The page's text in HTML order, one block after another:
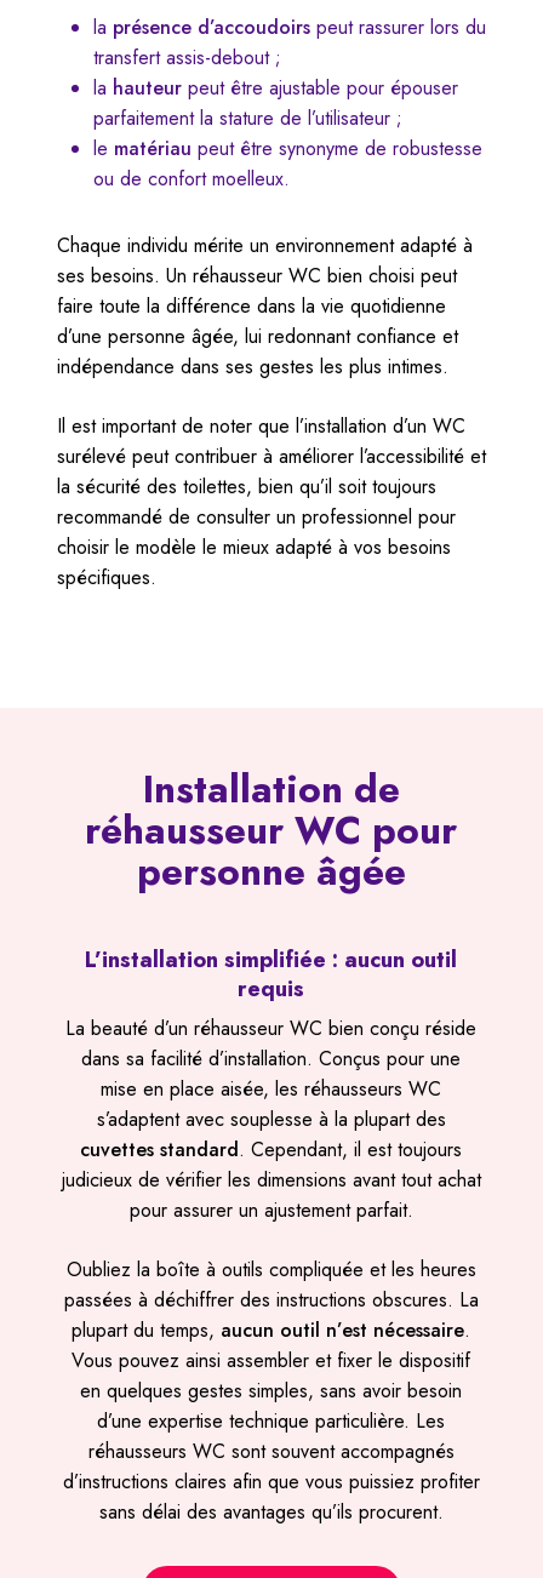
la présence d’accoudoirspeut rassurer lors du
transfert assis-debout ;
la hauteurpeut être ajustable pour épouser
parfaitement la stature de l’utilisateur ;
le matériau peut être synonyme de robustesse
ou de confort moelleux.
Chaque individu mérite un environnement adapté à
ses besoins. Un réhausseur WC bien choisi peut
faire toute la différence dans la vie quotidienne
d’une personne âgée, lui redonnant confiance et
indépendance dans ses gestes les plus intimes.
Il est important de noter que l’installation d’un WC
surélevé peut contribuer à améliorer l’accessibilité et
la sécurité des toilettes, bien qu’il soit toujours
recommandé de consulter un professionnel pour
choisir le modèle le mieux adapté à vos besoins
spécifiques.
Installation de
réhausseur WC pour
personne âgée
L’installation simplifiée : aucun outil
requis
La beauté d’un réhausseur WC bien conçu réside
dans sa facilité d’installation. Conçus pour une
mise en place aisée, les réhausseurs WC
s’adaptent avec souplesse à la plupart des
cuvettes standard. Cependant, il est toujours
judicieux de vérifier les dimensions avant tout achat
pour assurer un ajustement parfait.
Oubliez la boîte à outils compliquée et les heures
passées à déchiffrer des instructions obscures. La
plupart du temps, aucun outil n’est nécessaire.
Vous pouvez ainsi assembler et fixer le dispositif
en quelques gestes simples, sans avoir besoin
d’une expertise technique particulière. Les
réhausseurs WC sont souvent accompagnés
d’instructions claires afin que vous puissiez profiter
sans délai des avantages qu’ils procurent.